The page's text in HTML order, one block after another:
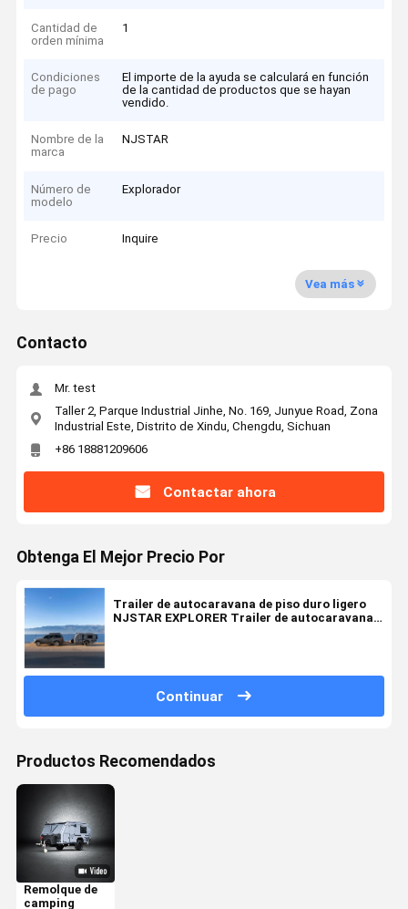
Cantidad de
orden mínima
1
Condiciones
de pago
El importe de la ayuda se calculará en función
de la cantidad de productos que se hayan
vendido.
Nombre de la
marca
NJSTAR
Número de
modelo
Explorador
Precio Inquire
Vea más
Contacto
Mr. test
Taller 2, Parque Industrial Jinhe, No. 169, Junyue Road, Zona
Industrial Este, Distrito de Xindu, Chengdu, Sichuan
+86 18881209606
Contactar ahora
Obtenga El Mejor Precio Por
Trailer de autocaravana de piso duro ligero
NJSTAR EXPLORER Trailer de autocaravana
Continuar
Productos Recomendados
Remolque de
camping